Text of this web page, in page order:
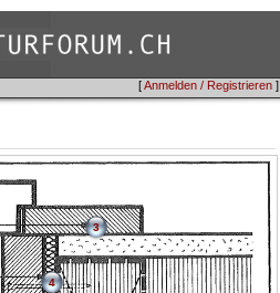
[Anmelden / Registrieren ]
3
4